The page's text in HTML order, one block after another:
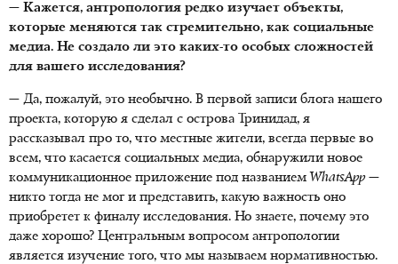
— Кажется, антропология редко изучает объекты,
которые меняются так стремительно, как социальные
медиа. Не создало ли это каких-то особых сложностей
для вашего исследования?
— Да, пожалуй, это необычно. В первой записи блога нашего
проекта, которую я сделал с острова Тринидад, я
рассказывал про то, что местные жители, всегда первые во
всем, что касается социальных медиа, обнаружили новое
коммуникационное приложение под названием WhatsApp—
никто тогда не мог и представить, какую важность оно
приобретет к финалу исследования. Но знаете, почему это
даже хорошо? Центральным вопросом антропологии
является изучение того, что мы называем нормативностью.